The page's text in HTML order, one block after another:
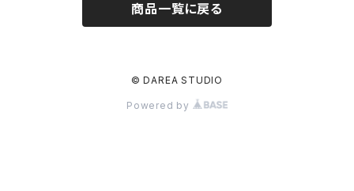
商品一覧に戻る
© DAREA STUDIO
Powered by